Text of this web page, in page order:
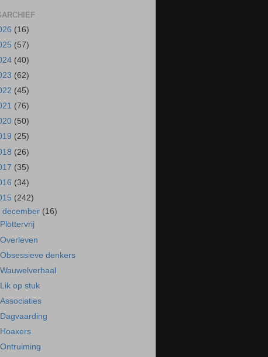
(16)
(57)
(40)
(62)
(45)
(76)
(50)
(25)
(26)
(35)
(34)
(242)
december (16)
Plottervrij
Overleven
Obsessieve denkers
Wauwelverhaal
Lik op stuk
Associaties
Dagvaarding
Hoaxers
Ontruiming